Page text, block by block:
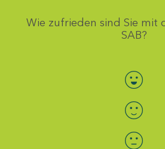
Wie zufrieden sind Sie mit
SAB?